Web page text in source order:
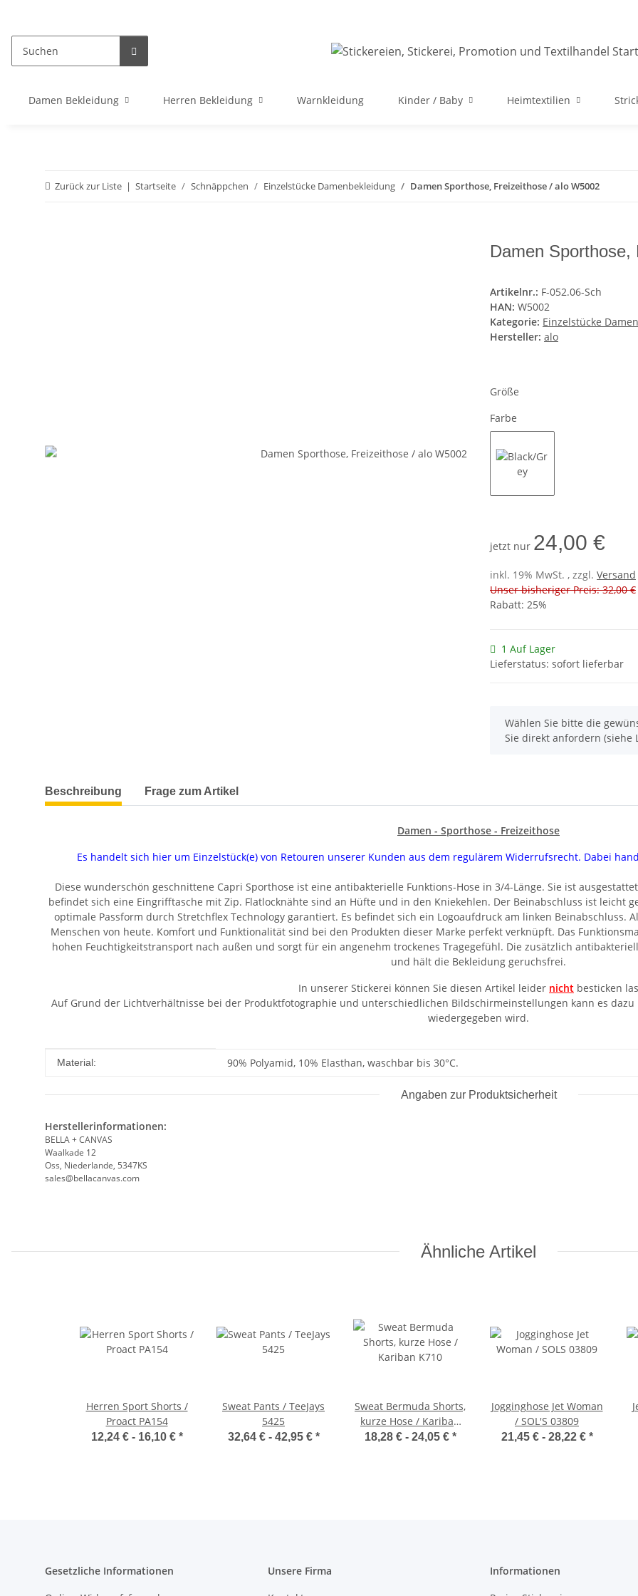
Damen Bekleidung Herren Bekleidung Warnkleidung Kinder / Baby Heimtextilien
Zurück zur Liste Startseite Schnäppchen Einzelstücke Damenbekleidung Damen Sporthose, Freizeithose / alo W5002
Damen
Artikelnr.: F-052.06-Sch
HAN: W5002
Kategorie: Einzelstücke
Hersteller: alo
Größe
Farbe
jetzt nur 24,00 €
inkl. 19% MwSt. , zzgl. Versand
Unser bisheriger Preis: 32,00 €
Rabatt: 25%
1 Auf Lager
Lieferstatus: sofort lieferbar
x
Wählen Sie bitte die
Sie direkt anfordern (siehe
weitere Registerkarten anzeigen
Beschreibung Frage zum Artikel
Damen - Sporthose - Freizeithose
Es handelt sich hier um Einzelstück(e) von Retouren unserer Kunden aus dem regulärem Widerrufsrecht. Dabei
Diese wunderschön geschnittene Capri Sporthose ist eine antibakterielle Funktions-Hose in 3/4-Länge. Sie ist
befindet sich eine Eingrifftasche mit Zip. Flatlocknähte sind an Hüfte und in den Kniekehlen. Der Beinabschluss ist leicht
optimale Passform durch Stretchflex Technology garantiert. Es befindet sich ein Logoaufdruck am linken Beinabschluss.
Menschen von heute. Komfort und Funktionalität sind bei den Produkten dieser Marke perfekt verknüpft. Das
hohen Feuchtigkeitstransport nach außen und sorgt für ein angenehm trockenes Tragegefühl. Die zusätzlich
und hält die Bekleidung geruchsfrei.
In unserer Stickerei können Sie diesen Artikel leider nicht besticken
Auf Grund der Lichtverhältnisse bei der Produktfotographie und unterschiedlichen Bildschirmeinstellungen kann es
wiedergegeben wird.
Produkteigenschaft
Wert
Material: 90% Polyamid, 10% Elasthan, waschbar bis 30°C.
Angaben zur Produktsicherheit
Herstellerinformationen:
BELLA + CANVAS
Waalkade 12
Oss, Niederlande, 5347KS
sales@bellacanvas.com
Ähnliche Artikel
Herren Sport Shorts /
Proact PA154
12,24 € - 16,10 € *
Sweat Pants / TeeJays
5425
32,64 € - 42,95 € *
Sweat Bermuda Shorts,
kurze Hose / Kariban
K710
18,28 € - 24,05 € *
Jogginghose Jet Woman
/ SOL'S 03809
21,45 € - 28,22 € *
Gesetzliche Informationen Unsere Firma Informationen